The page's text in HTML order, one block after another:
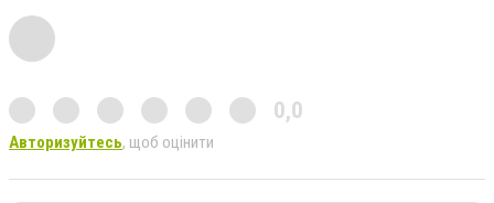
0,0
Авторизуйтесь, щоб оцінити